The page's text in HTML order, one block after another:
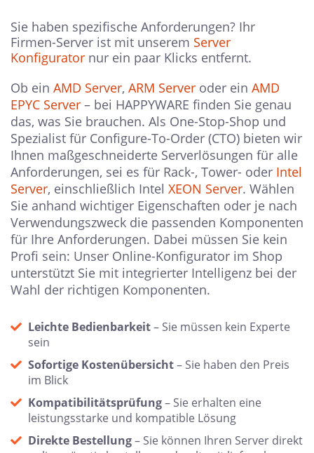
Sie haben spezifische Anforderungen? Ihr
Firmen-Server ist mit unserem Server
Konfigurator nur ein paar Klicks entfernt.
Ob ein AMD Server, ARM Server oder ein AMD
EPYC Server – bei HAPPYWARE finden Sie genau
das, was Sie brauchen. Als One-Stop-Shop und
Spezialist für Configure-To-Order (CTO) bieten wir
Ihnen maßgeschneiderte Serverlösungen für alle
Anforderungen, sei es für Rack-, Tower- oder Intel
Server, einschließlich Intel XEON Server. Wählen
Sie anhand wichtiger Eigenschaften oder je nach
Verwendungszweck die passenden Komponenten
für Ihre Anforderungen. Dabei müssen Sie kein
Profi sein: Unser Online-Konfigurator im Shop
unterstützt Sie mit integrierter Intelligenz bei der
Wahl der richtigen Komponenten.
Leichte Bedienbarkeit– Sie müssen kein Experte
sein
Sofortige Kostenübersicht– Sie haben den Preis
im Blick
Kompatibilitätsprüfung– Sie erhalten eine
leistungsstarke und kompatible Lösung
Direkte Bestellung– Sie können Ihren Server direkt